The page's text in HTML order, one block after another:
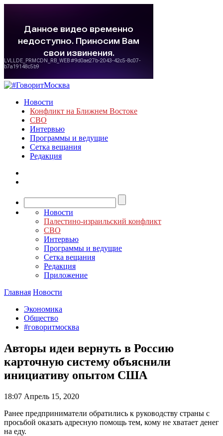
Новости
Конфликт на Ближнем Востоке
СВО
Интервью
Программы и ведущие
Сетка вещания
Редакция
Новости
Палестино-израильский конфликт
СВО
Интервью
Программы и ведущие
Сетка вещания
Редакция
Приложение
Главная Новости
Экономика
Общество
#говоритмосква
Авторы идеи вернуть в Россию
карточную систему объяснили
инициативу опытом США
18:07 Апрель 15, 2020
Ранее предприниматели обратились к руководству страны с
просьбой оказать адресную помощь тем, кому не хватает денег
на еду.